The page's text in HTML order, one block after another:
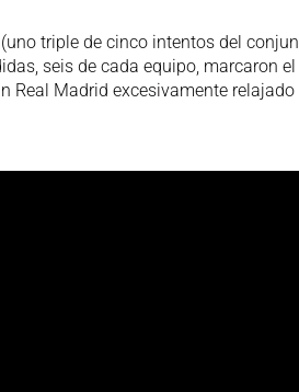
triple de cinco intentos del
seis de cada equipo, marcaron
Real Madrid excesivamente relajado